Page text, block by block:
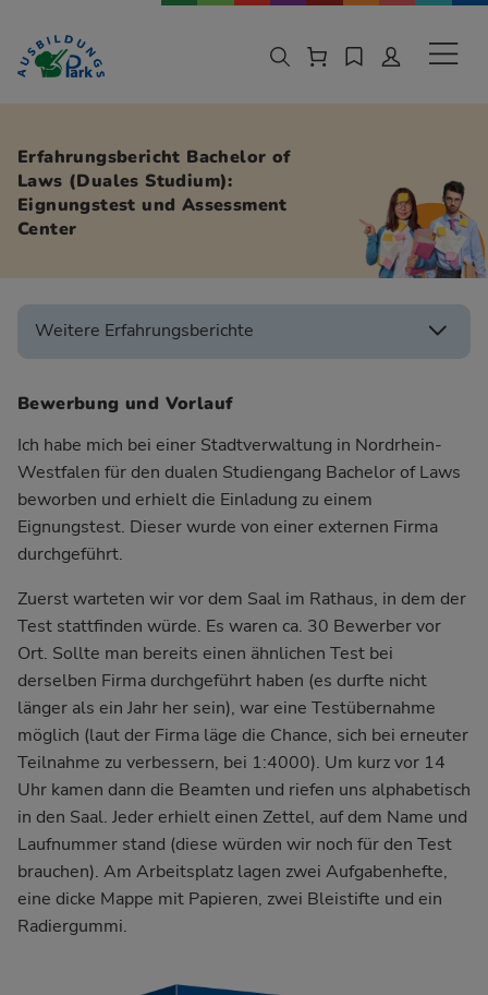
Zur Navigation springen
Zu den Hauptinhalten springen
Erfahrungsbericht Bachelor of
Laws (Duales Studium):
Eignungstest und Assessment
Center
Bewerbung und Vorlauf
Ich habe mich bei einer Stadtverwaltung in Nordrhein-
Westfalen für den dualen Studiengang Bachelor of Laws
beworben und erhielt die Einladung zu einem
Eignungstest. Dieser wurde von einer externen Firma
durchgeführt.
Zuerst warteten wir vor dem Saal im Rathaus, in dem der
Test stattfinden würde. Es waren ca. 30 Bewerber vor
Ort. Sollte man bereits einen ähnlichen Test bei
derselben Firma durchgeführt haben (es durfte nicht
länger als ein Jahr her sein), war eine Testübernahme
möglich (laut der Firma läge die Chance, sich bei erneuter
Teilnahme zu verbessern, bei 1:4000). Um kurz vor 14
Uhr kamen dann die Beamten und riefen uns alphabetisch
in den Saal. Jeder erhielt einen Zettel, auf dem Name und
Laufnummer stand (diese würden wir noch für den Test
brauchen). Am Arbeitsplatz lagen zwei Aufgabenhefte,
eine dicke Mappe mit Papieren, zwei Bleistifte und ein
Radiergummi.
Weitere Erfahrungsberichte